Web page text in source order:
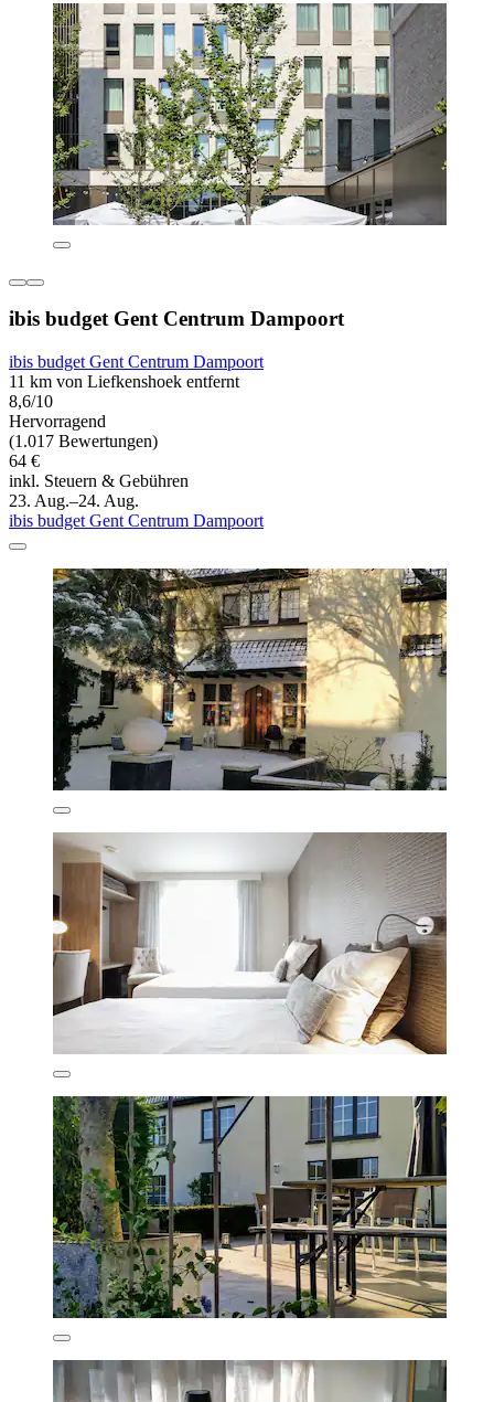
ibis budget Gent Centrum Dampoort
ibis budget Gent Centrum Dampoort
11 km von Liefkenshoek entfernt
8,6/10
Hervorragend
(1.017 Bewertungen)
64 €
inkl. Steuern & Gebühren
23. Aug.–24. Aug.
ibis budget Gent Centrum Dampoort